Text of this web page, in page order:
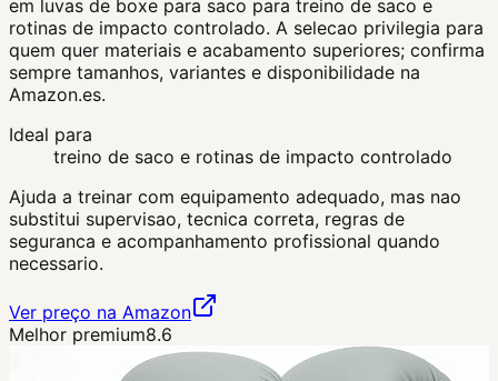
em luvas de boxe para saco para treino de saco e
rotinas de impacto controlado. A selecao privilegia para
quem quer materiais e acabamento superiores; confirma
sempre tamanhos, variantes e disponibilidade na
Amazon.es.
Ideal para
treino de saco e rotinas de impacto controlado
Ajuda a treinar com equipamento adequado, mas nao
substitui supervisao, tecnica correta, regras de
seguranca e acompanhamento profissional quando
necessario.
Ver preço na Amazon
Melhor premium8.6